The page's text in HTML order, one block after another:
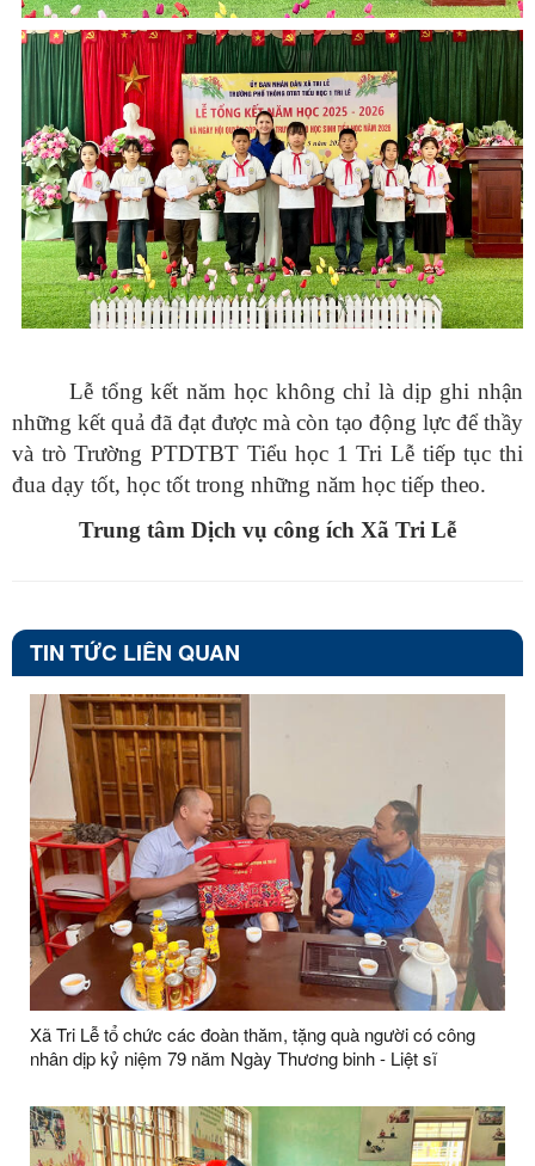
Lễ tổng kết năm học không chỉ là dịp ghi nhận
những kết quả đã đạt được mà còn tạo động lực để thầy
và trò Trường PTDTBT Tiểu học 1 Tri Lễ tiếp tục thi
đua dạy tốt, học tốt trong những năm học tiếp theo.
Trung tâm Dịch vụ công ích Xã Tri Lễ
TIN TỨC LIÊN QUAN
Xã Tri Lễ tổ chức các đoàn thăm, tặng quà người có công
nhân dịp kỷ niệm 79 năm Ngày Thương binh - Liệt sĩ